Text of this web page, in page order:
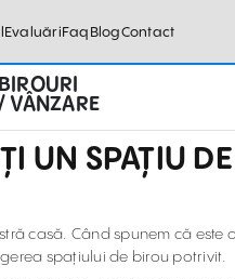
EvaluăriFaq BlogContact
VÂNZARE
UN SPAȚIU
casă. Când spunem că
spațiului de birou potrivit.